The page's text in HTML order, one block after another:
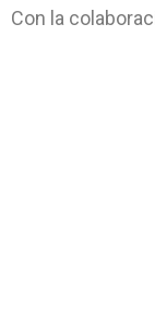
Con la